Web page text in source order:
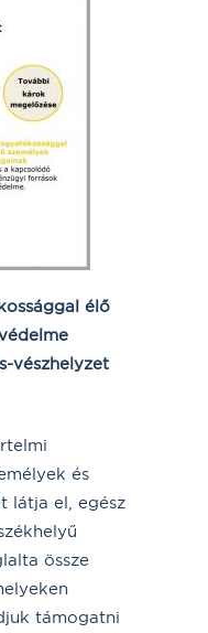
élő
vészhelyzet
és
látja el, egész
össze
támogatni